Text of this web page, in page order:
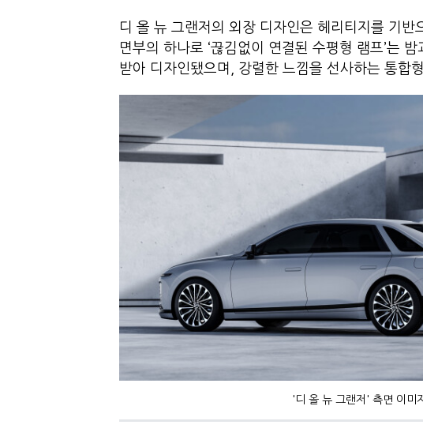
디 올 뉴 그랜저의 외장 디자인은 헤리티지를 기
면부의 하나로 ‘끊김없이 연결된 수평형 램프’는
받아 디자인됐으며, 강렬한 느낌을 선사하는 통합
'디 올 뉴 그랜저' 측면 이미